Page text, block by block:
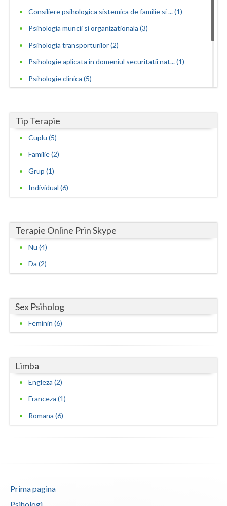
Consiliere psihologica sistemica de familie si ... (1)
Psihologia muncii si organizationala (3)
Psihologia transporturilor (2)
Psihologie aplicata in domeniul securitatii nat... (1)
Psihologie clinica (5)
Psihoterapie cognitiv-comportamentala (1)
Psihoterapie hipnoza clinica si terapie ericks... (1)
Tip Terapie
Cuplu (5)
Familie (2)
Grup (1)
Individual (6)
Terapie Online Prin Skype
Nu (4)
Da (2)
Sex Psiholog
Feminin (6)
Limba
Engleza (2)
Franceza (1)
Romana (6)
Prima pagina